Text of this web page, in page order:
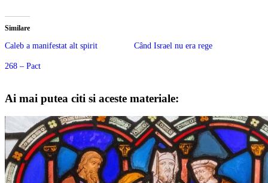
Similare
Caleb a manifestat alt spirit Când Israel nu era rege
268 – Pact
Ai mai putea citi si aceste materiale: